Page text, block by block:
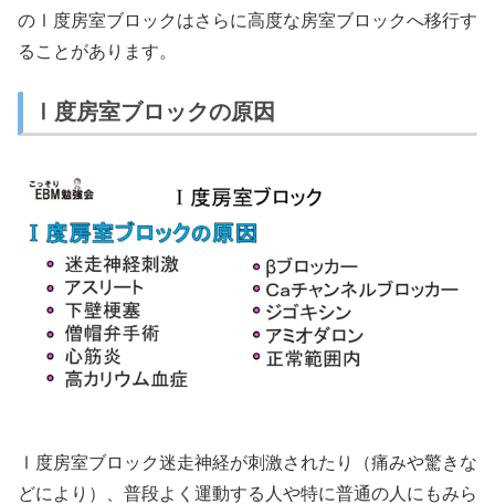
のⅠ度房室ブロックはさらに高度な房室ブロックへ移行す
ることがあります。
Ⅰ度房室ブロックの原因
Ⅰ度房室ブロック迷走神経が刺激されたり（痛みや驚きな
どにより）、普段よく運動する人や特に普通の人にもみら